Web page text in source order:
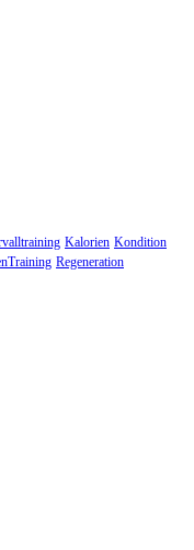
Kalorien Kondition
Regeneration